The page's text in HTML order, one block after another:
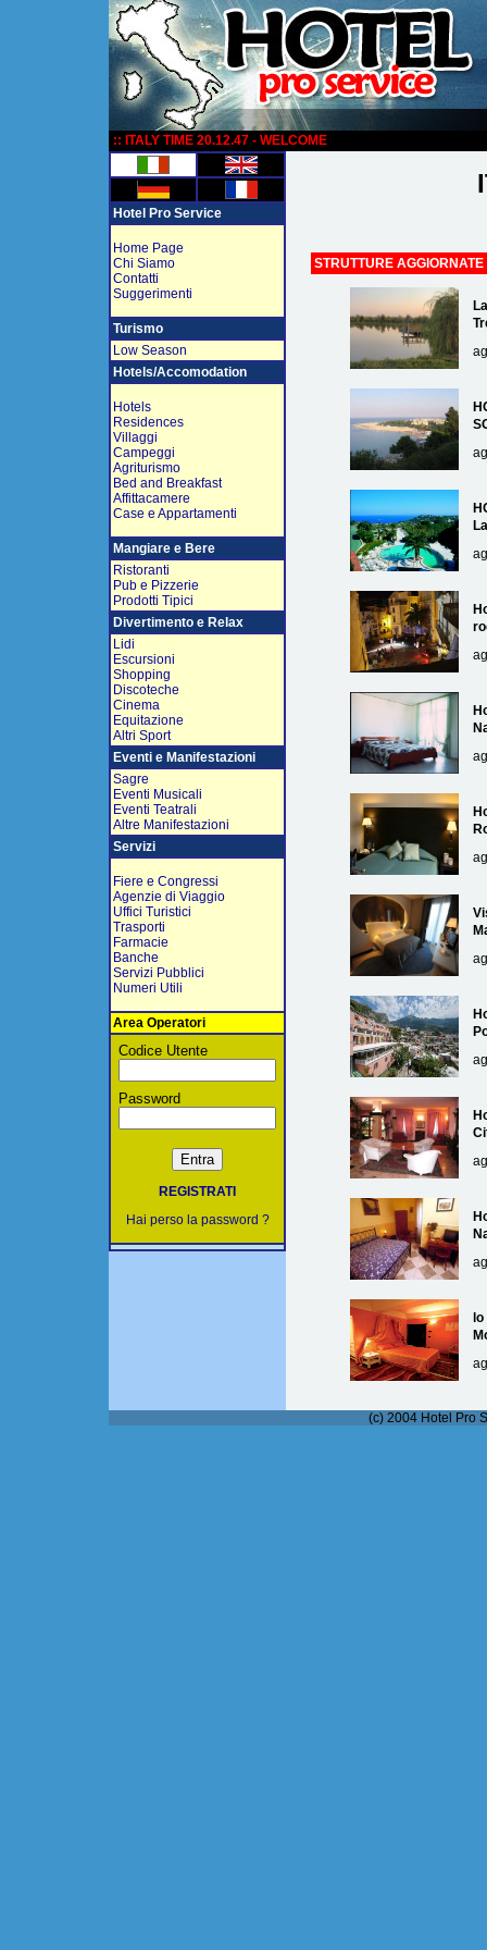
:: ITALY TIME 20.12.47 - WELCOME
Hotel Pro Service
Home Page
Chi Siamo
Contatti
Suggerimenti
Turismo
Low Season
Hotels/Accomodation
Hotels
Residences
Villaggi
Campeggi
Agriturismo
Bed and Breakfast
Affittacamere
Case e Appartamenti
Mangiare e Bere
Ristoranti
Pub e Pizzerie
Prodotti Tipici
Divertimento e Relax
Lidi
Escursioni
Shopping
Discoteche
Cinema
Equitazione
Altri Sport
Eventi e Manifestazioni
Sagre
Eventi Musicali
Eventi Teatrali
Altre Manifestazioni
Servizi
Fiere e Congressi
Agenzie di Viaggio
Uffici Turistici
Trasporti
Farmacie
Banche
Servizi Pubblici
Numeri Utili
Area Operatori
Codice Utente
Password
REGISTRATI
Hai perso la password ?
STRUTTURE
(c) 2004 Hotel Pro